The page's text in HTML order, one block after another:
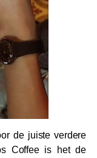
de juiste verdere
Coffee is het de